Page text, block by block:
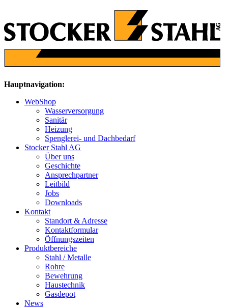
Hauptnavigation:
WebShop
Wasserversorgung
Sanitär
Heizung
Spenglerei- und Dachbedarf
Stocker Stahl AG
Über uns
Geschichte
Ansprechpartner
Leitbild
Jobs
Downloads
Kontakt
Standort & Adresse
Kontaktformular
Öffnungszeiten
Produktbereiche
Stahl / Metalle
Rohre
Bewehrung
Haustechnik
Gasdepot
News